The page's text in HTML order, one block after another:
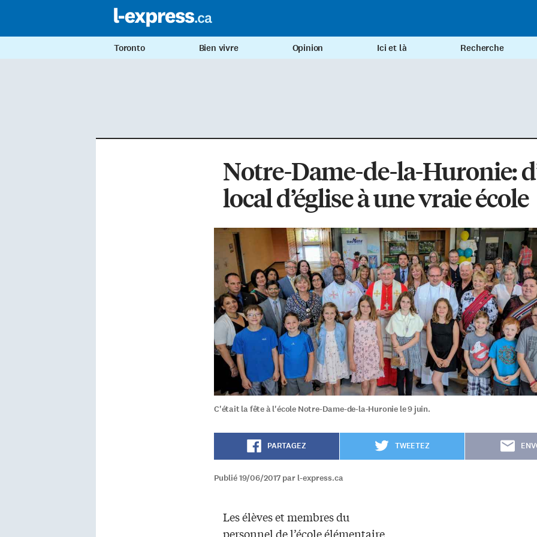
Toronto Bien vivre Opinion Ici et là Recherche
Notre-Dame-de-la-Huronie:
local d’église à une vraie école
C'était la fête à l'école Notre-Dame-de-la-Huronie le 9 juin.
PARTAGEZ TWEETEZ
Publié 19/06/2017 par l-express.ca
Les élèves et membres du
personnel de l’école élémentaire